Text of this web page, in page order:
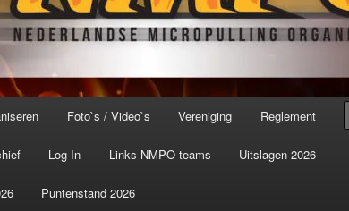
Foto`s / Video`s Vereniging Reglement
Log In Links NMPO-teams Uitslagen 2026
Puntenstand 2026